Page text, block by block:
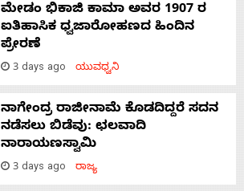
ಮೇಡಂ ಭಿಕಾಜಿ ಕಾಮಾ ಅವರ 1907 ರ
ಐತಿಹಾಸಿಕ ಧ್ವಜಾರೋಹಣದ ಹಿಂದಿನ
ಪ್ರೇರಣೆ
3 days ago ಯುವಧ್ವನಿ
ನಾಗೇಂದ್ರ ರಾಜೀನಾಮೆ ಕೊಡದಿದ್ದರೆ ಸದನ
ನಡೆಸಲು ಬಿಡೆವು: ಛಲವಾದಿ
ನಾರಾಯಣಸ್ವಾಮಿ
3 days ago ರಾಜ್ಯ